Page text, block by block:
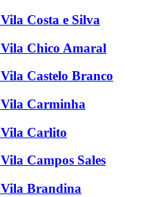
Costa e Silva
Chico Amaral
Castelo Branco
Carminha
Vila Carlito
Campos Sales
Vila Brandina